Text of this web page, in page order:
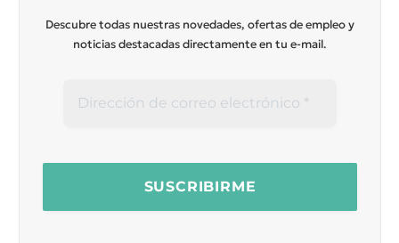
Descubre todas nuestras novedades, ofertas de empleo y
noticias destacadas directamente en tu e-mail.